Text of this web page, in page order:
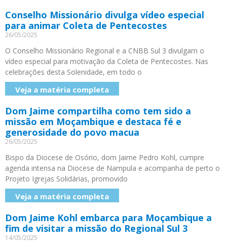
Conselho Missionário divulga vídeo especial
para animar Coleta de Pentecostes
26/05/2025
O Conselho Missionário Regional e a CNBB Sul 3 divulgam o
vídeo especial para motivação da Coleta de Pentecostes. Nas
celebrações desta Solenidade, em todo o
Veja a matéria completa
Dom Jaime compartilha como tem sido a
missão em Moçambique e destaca fé e
generosidade do povo macua
26/05/2025
Bispo da Diocese de Osório, dom Jaime Pedro Kohl, cumpre
agenda intensa na Diocese de Nampula e acompanha de perto o
Projeto Igrejas Solidárias, promovido
Veja a matéria completa
Dom Jaime Kohl embarca para Moçambique a
fim de visitar a missão do Regional Sul 3
14/05/2025